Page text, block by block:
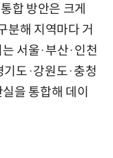
합 방안은 크게
분해 지역마다 거
서울·부산·인천
기도·강원도·충청
을 통합해 데이